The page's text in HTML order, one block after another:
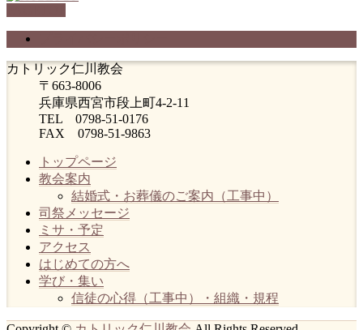
カトリック仁川教会
〒663-8006
兵庫県西宮市段上町4-2-11
TEL 0798-51-0176
FAX 0798-51-9863
トップページ
教会案内
結婚式・お葬儀のご案内（工事中）
司祭メッセージ
ミサ・予定
アクセス
はじめての方へ
学び・集い
信徒の心得（工事中）・組織・規程